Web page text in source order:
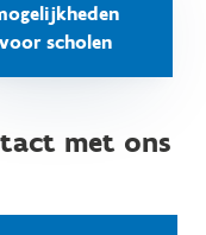
voor scholen
met ons